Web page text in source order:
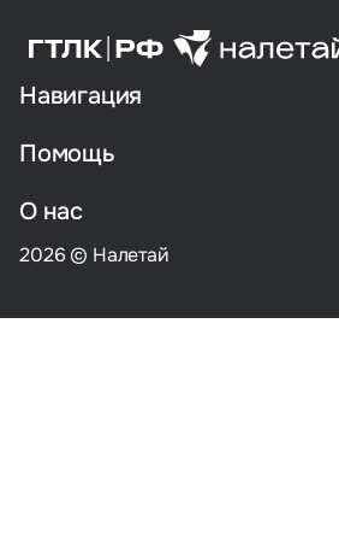
Навигация
Помощь
О нас
2026 © Налетай